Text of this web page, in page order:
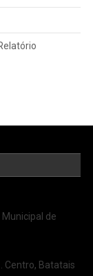
de
Centro, Batatais